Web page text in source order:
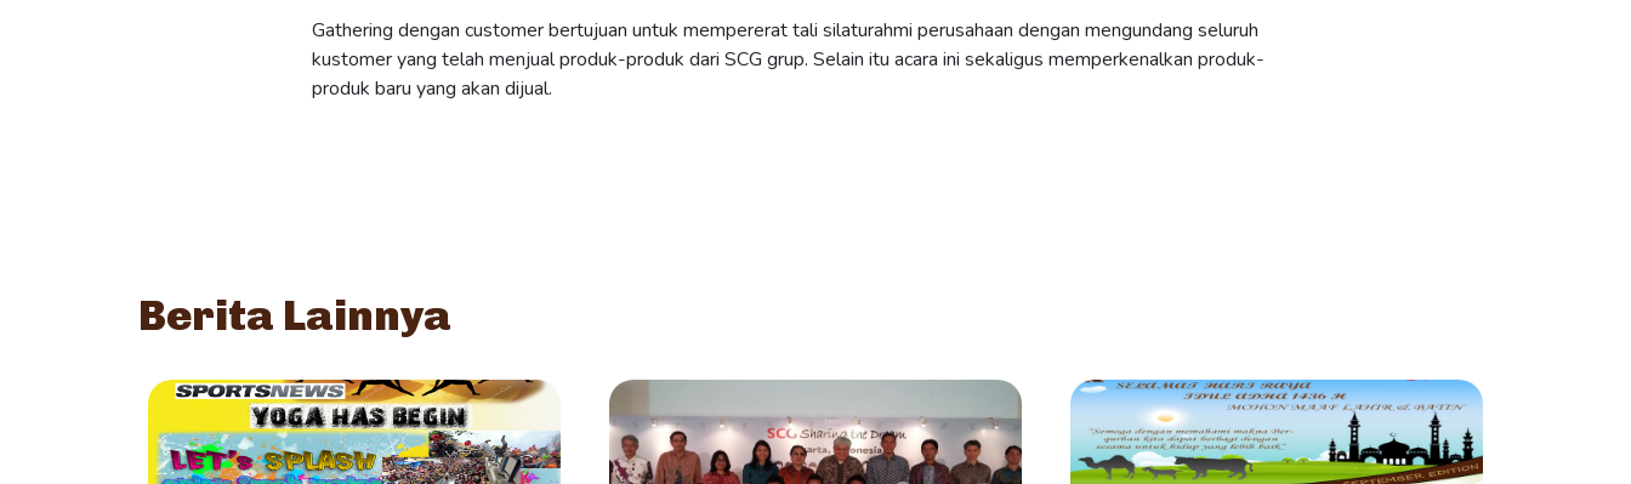
Gathering dengan customer bertujuan untuk mempererat tali silaturahmi perusahaan dengan mengundang seluruh
kustomer yang telah menjual produk-produk dari SCG grup. Selain itu acara ini sekaligus memperkenalkan produk-
produk baru yang akan dijual.
Berita Lainnya